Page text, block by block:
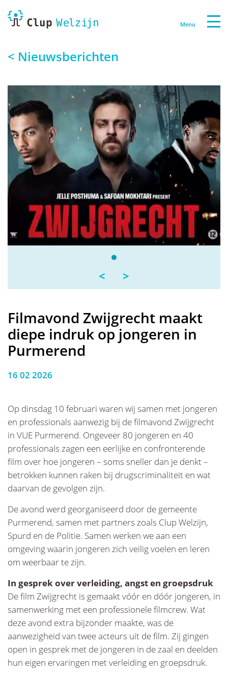
Menu
< Nieuwsberichten
< >
Filmavond Zwijgrecht maakt
diepe indruk op jongeren in
Purmerend
16 02 2026
Op dinsdag 10 februari waren wij samen met jongeren
en professionals aanwezig bij de filmavond Zwijgrecht
in VUE Purmerend. Ongeveer 80 jongeren en 40
professionals zagen een eerlijke en confronterende
film over hoe jongeren – soms sneller dan je denkt –
betrokken kunnen raken bij drugscriminaliteit en wat
daarvan de gevolgen zijn.
De avond werd georganiseerd door de gemeente
Purmerend, samen met partners zoals Clup Welzijn,
Spurd en de Politie. Samen werken we aan een
omgeving waarin jongeren zich veilig voelen en leren
om weerbaar te zijn.
In gesprek over verleiding, angst en groepsdruk
De film Zwijgrecht is gemaakt vóór en dóór jongeren, in
samenwerking met een professionele filmcrew. Wat
deze avond extra bijzonder maakte, was de
aanwezigheid van twee acteurs uit de film. Zij gingen
open in gesprek met de jongeren in de zaal en deelden
hun eigen ervaringen met verleiding en groepsdruk.